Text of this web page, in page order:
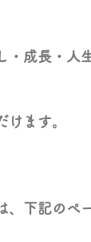
成長・人
ます。
下記のペ